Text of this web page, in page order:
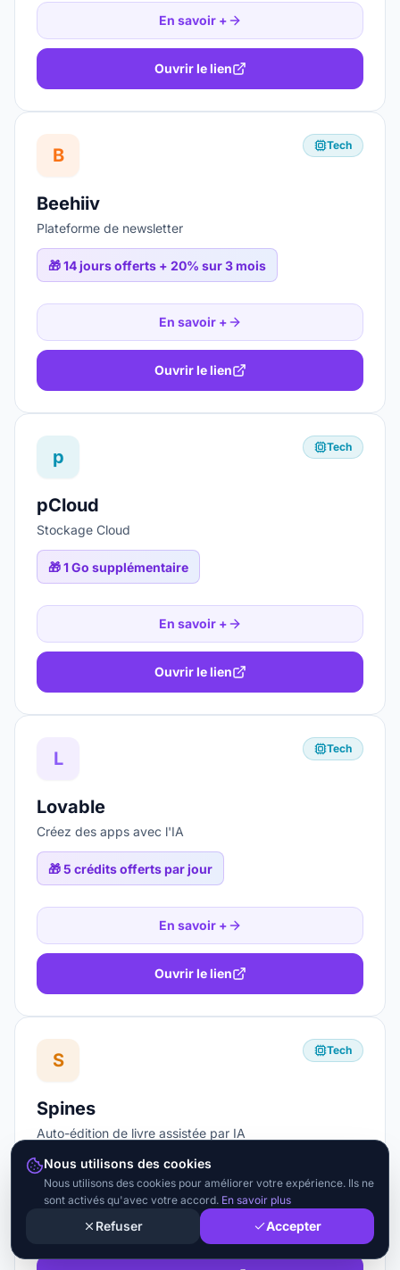
En savoir +
Ouvrir le lien
B Tech
Beehiiv
Plateforme de newsletter
🎁14 jours offerts + 20% sur 3 mois
En savoir +
Ouvrir le lien
p Tech
pCloud
Stockage Cloud
🎁1 Go supplémentaire
En savoir +
Ouvrir le lien
L Tech
Lovable
Créez des apps avec l'IA
🎁5 crédits offerts par jour
En savoir +
Ouvrir le lien
S Tech
Spines
Auto-édition de livre assistée par IA
🎁Publication en 30 jours via IA
Nous utilisons des cookies
Nous utilisons des cookies pour améliorer votre expérience. Ils ne
sont activés qu'avec votre accord. En savoir plus
Refuser Accepter